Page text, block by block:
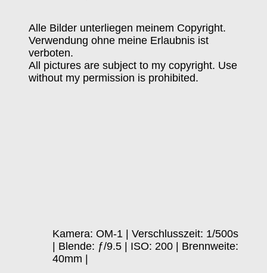
Alle Bilder unterliegen meinem Copyright.
Verwendung ohne meine Erlaubnis ist
verboten.
All pictures are subject to my copyright. Use
without my permission is prohibited.
Kamera: OM-1 | Verschlusszeit: 1/500s
| Blende: ƒ/9.5 | ISO: 200 | Brennweite:
40mm |